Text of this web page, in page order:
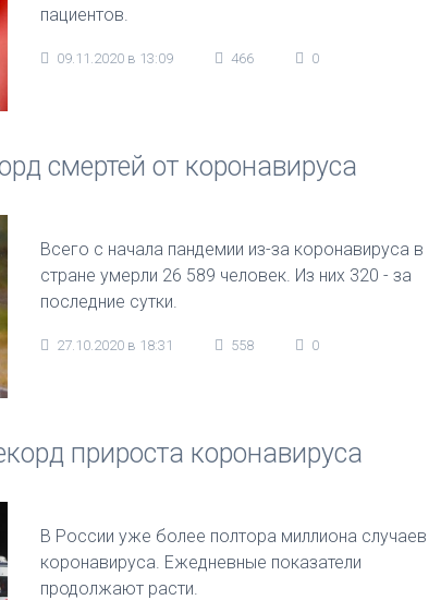
пациентов.
09.11.2020 в 13:09 466 0
смертей от коронавируса
Всего с начала пандемии из-за коронавируса в
стране умерли 26 589 человек. Из них 320 - за
последние сутки.
27.10.2020 в 18:31 558 0
прироста коронавируса
В России уже более полтора миллиона случаев
коронавируса. Ежедневные показатели
продолжают расти.